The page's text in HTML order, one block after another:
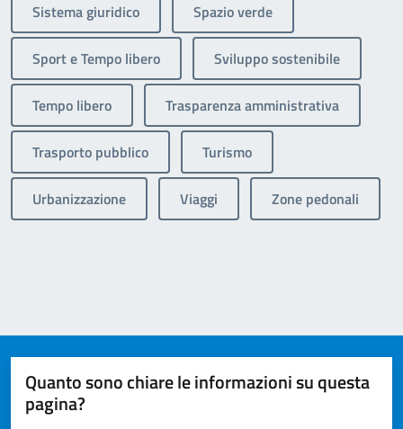
Sistema giuridico Spazio verde
Sport e Tempo libero Sviluppo sostenibile
Tempo libero Trasparenza amministrativa
Trasporto pubblico Turismo
Urbanizzazione Viaggi Zone pedonali
Quanto sono chiare le informazioni su questa
pagina?